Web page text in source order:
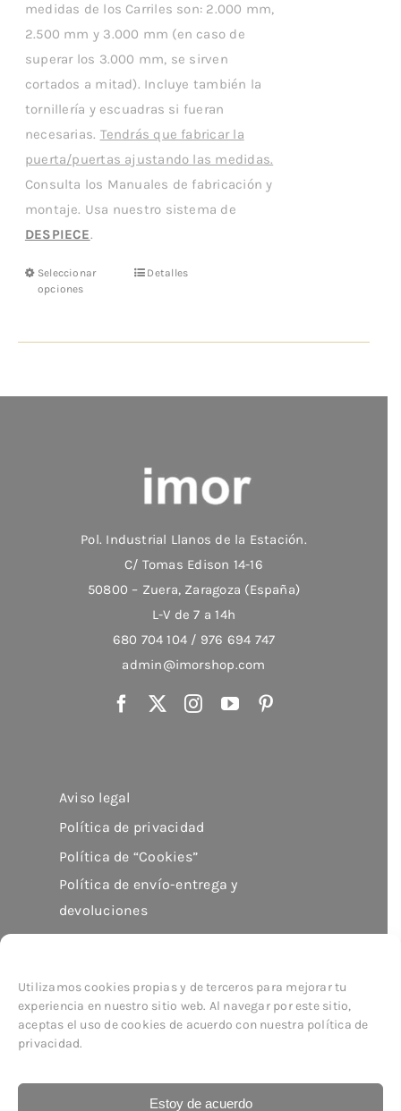
Utilizamos cookies propias y de terceros para mejorar tu
experiencia en nuestro sitio web. Al navegar por este sitio,
aceptas el uso de cookies de acuerdo con nuestra política de
privacidad.
Estoy de acuerdo
de
producto
medidas de los Carriles son: 2.000 mm,
2.500 mm y 3.000 mm (en caso de
superar los 3.000 mm, se sirven
cortados a mitad). Incluye también la
tornillería y escuadras si fueran
necesarias. Tendrás que fabricar la
puerta/puertas ajustando las medidas.
Consulta los Manuales de fabricación y
montaje. Usa nuestro sistema de
DESPIECE.
Seleccionar
opciones
Este
Las
pueden
elegir
Detalles
Pol. Industrial Llanos de la Estación.
C/ Tomas Edison 14-16
50800 – Zuera, Zaragoza (España)
L-V de 7 a 14h
680 704 104 / 976 694 747
admin@imorshop.com
Aviso legal
Política de privacidad
Política de “Cookies”
Política de envío-entrega y
devoluciones
© Copyright 2026imor| All Rights Reserved